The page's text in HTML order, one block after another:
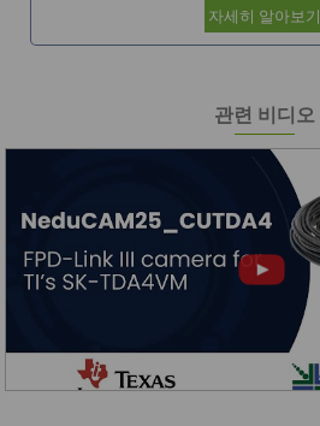
자세히 알아보기
관련 비디오